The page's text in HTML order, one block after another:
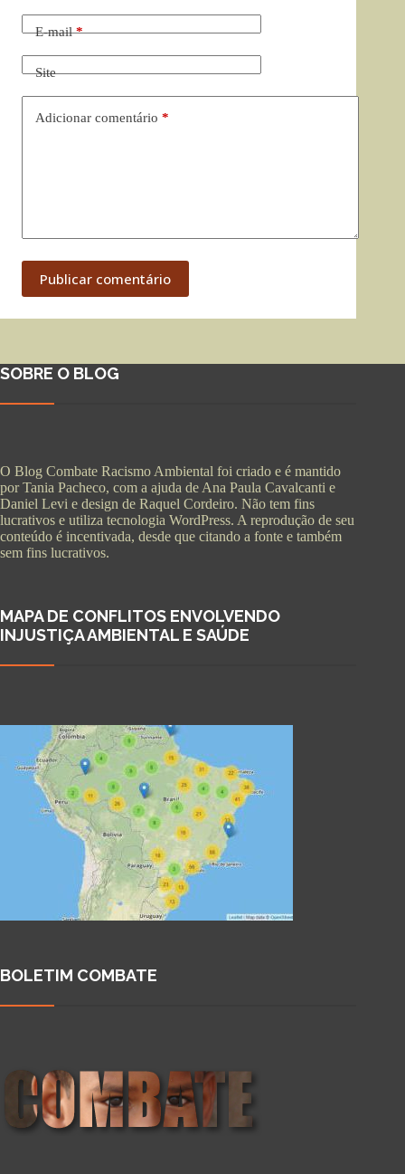
E-mail*
Site
Adicionar comentário *
Publicar comentário
SOBRE O BLOG
O Blog Combate Racismo Ambiental foi criado e é mantido
por Tania Pacheco, com a ajuda de Ana Paula Cavalcanti e
Daniel Levi e design de Raquel Cordeiro. Não tem fins
lucrativos e utiliza tecnologia WordPress. A reprodução de seu
conteúdo é incentivada, desde que citando a fonte e também
sem fins lucrativos.
MAPA DE CONFLITOS ENVOLVENDO
INJUSTIÇA AMBIENTAL E SAÚDE
BOLETIM COMBATE